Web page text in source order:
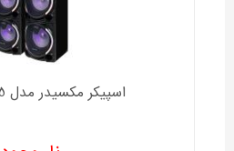
اسپیکر مکسیدر مدل AL-322 LP5